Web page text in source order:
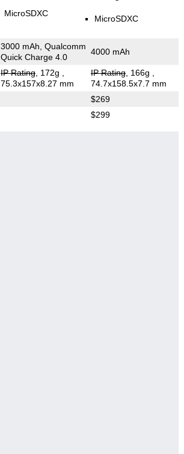
MicroSDXC
MicroSDXC
3000 mAh, Qualcomm
Quick Charge 4.0
4000 mAh
IP Rating, 172g
75.3x157x8.27 mm
IP Rating, 166g
74.7x158.5x7.7 mm
$269
$299